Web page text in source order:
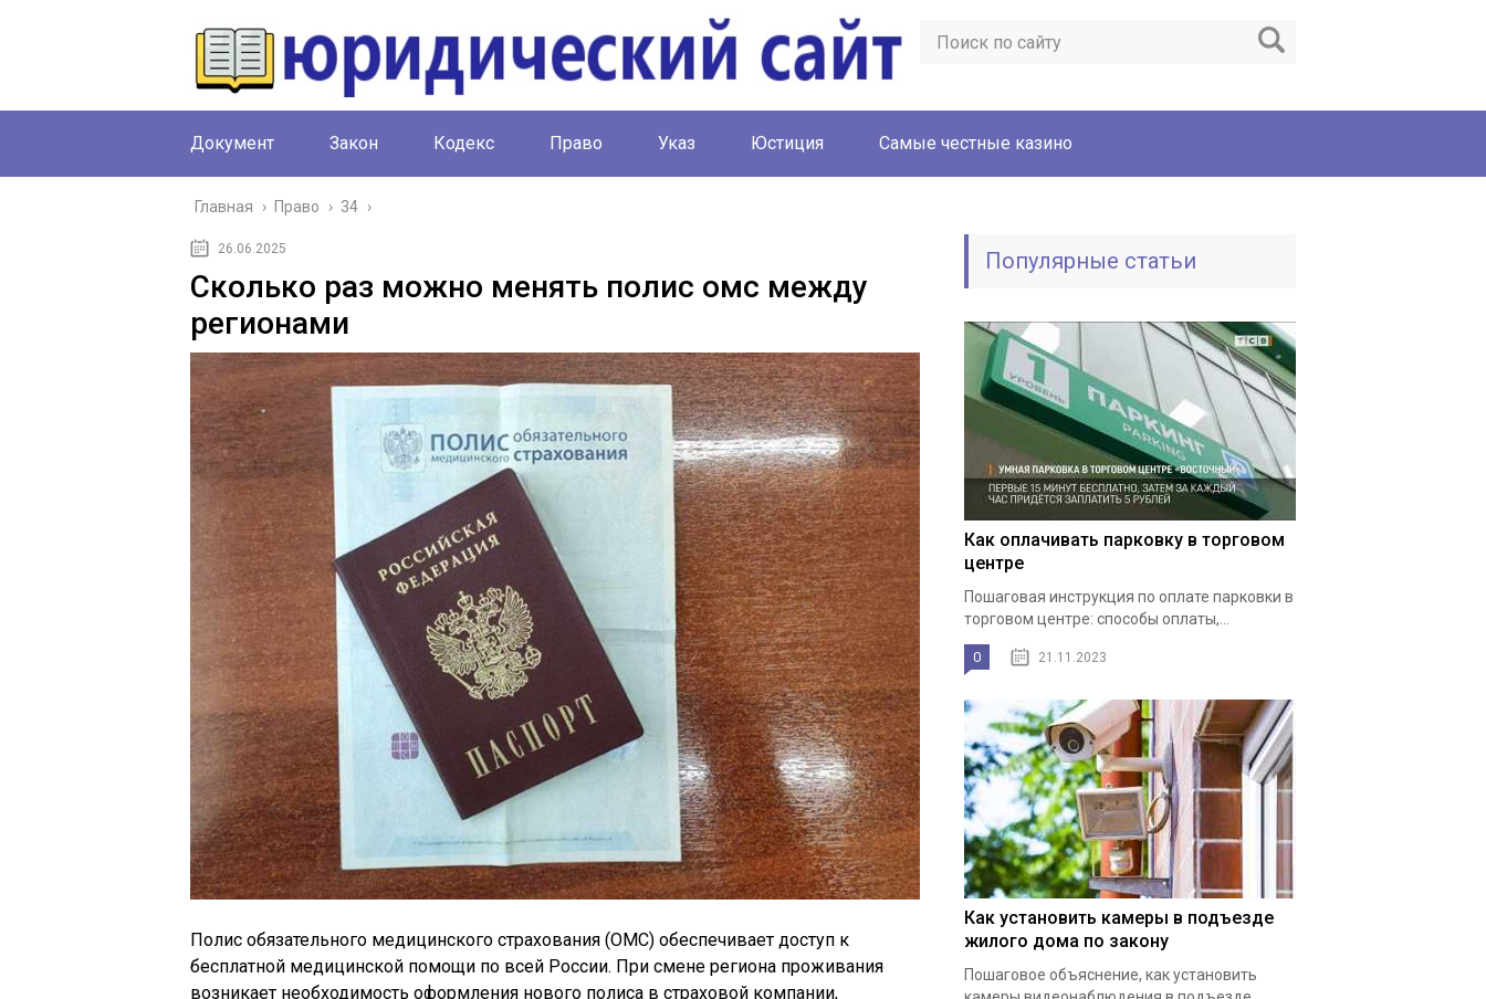
Документ Закон Кодекс Право Указ Юстиция Cамые честные казино
Главная › Право › 34 ›
26.06.2025
Сколько раз можно менять полис омс между
регионами
Полис обязательного медицинского страхования (ОМС) обеспечивает доступ к
бесплатной медицинской помощи по всей России. При смене региона проживания
возникает необходимость оформления нового полиса в страховой компании,
Популярные статьи
Как оплачивать парковку в торговом
центре
Пошаговая инструкция по оплате парковки в
торговом центре: способы оплаты,...
0 21.11.2023
Как установить камеры в подъезде
жилого дома по закону
Пошаговое объяснение, как установить